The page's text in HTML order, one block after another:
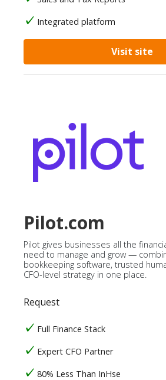
Integrated platform
Visit site
Pilot.com
Pilot gives businesses all the
need to manage and grow —
bookkeeping software, trusted
CFO-level strategy in one place.
Request
Full Finance Stack
Expert CFO Partner
80% Less Than InHse